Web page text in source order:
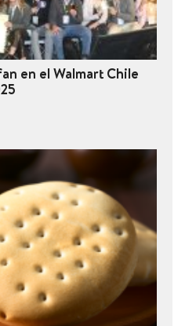
en el Walmart Chile